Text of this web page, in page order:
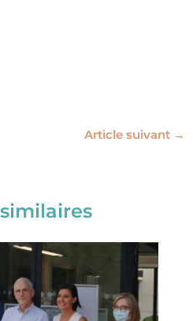
Article suivant →